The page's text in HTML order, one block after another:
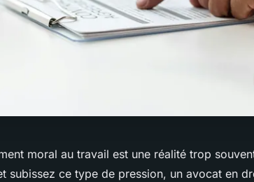
moral au travail est une réalité trop
subissez ce type de pression, un avocat en